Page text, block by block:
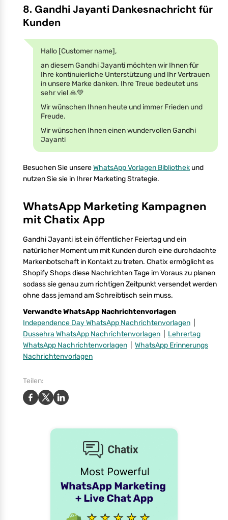
8. Gandhi Jayanti Dankesnachricht für
Kunden
Hallo [Customer name],
an diesem Gandhi Jayanti möchten wir Ihnen für
Ihre kontinuierliche Unterstützung und Ihr Vertrauen
in unsere Marke danken. Ihre Treue bedeutet uns
sehr viel 🙏💚
Wir wünschen Ihnen heute und immer Frieden und
Freude.
Wir wünschen Ihnen einen wundervollen Gandhi
Jayanti
Besuchen Sie unsereWhatsApp Vorlagen Bibliothek und
nutzen Sie sie in Ihrer Marketing Strategie.
WhatsApp Marketing Kampagnen
mit Chatix App
Gandhi Jayanti ist ein öffentlicher Feiertag und ein
natürlicher Moment um mit Kunden durch eine durchdachte
Markenbotschaft in Kontakt zu treten. Chatix ermöglicht es
Shopify Shops diese Nachrichten Tage im Voraus zu planen
sodass sie genau zum richtigen Zeitpunkt versendet werden
ohne dass jemand am Schreibtisch sein muss.
Verwandte WhatsApp Nachrichtenvorlagen
Independence Day WhatsApp Nachrichtenvorlagen
Dussehra WhatsApp Nachrichtenvorlagen
Lehrertag
WhatsApp Nachrichtenvorlagen
WhatsApp Erinnerungs
Nachrichtenvorlagen
Teilen: